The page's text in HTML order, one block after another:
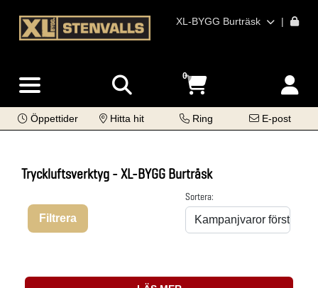
XL-BYGG Burträsk |
0
Öppettider Hitta hit Ring E-post
Tryckluftsverktyg - XL-BYGG Burträsk
Filtrera
Sortera: